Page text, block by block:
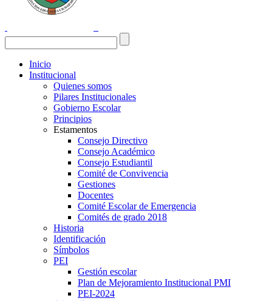
Inicio
Institucional
Quienes somos
Pilares Institucionales
Gobierno Escolar
Principios
Estamentos
Consejo Directivo
Consejo Académico
Consejo Estudiantil
Comité de Convivencia
Gestiones
Docentes
Comité Escolar de Emergencia
Comités de grado 2018
Historia
Identificación
Símbolos
PEI
Gestión escolar
Plan de Mejoramiento Institucional PMI
PEI-2024